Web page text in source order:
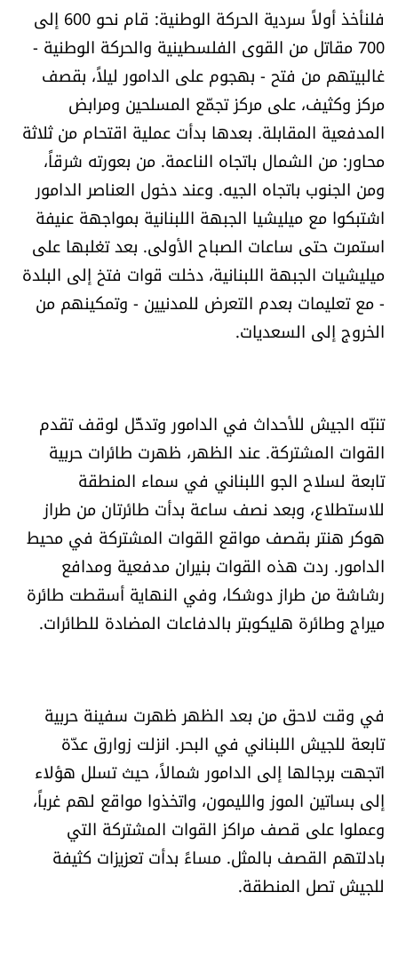
فلنأخذ أولاً سردية الحركة الوطنية: قام نحو 600 إلى
700 مقاتل من القوى الفلسطينية والحركة الوطنية -
غالبيتهم من فتح - بهجوم على الدامور ليلاً، بقصف
مركز وكثيف، على مركز تجمّع المسلحين ومرابض
المدفعية المقابلة. بعدها بدأت عملية اقتحام من ثلاثة
محاور: من الشمال باتجاه الناعمة. من بعورته شرقاً،
ومن الجنوب باتجاه الجيه. وعند دخول العناصر الدامور
اشتبكوا مع ميليشيا الجبهة اللبنانية بمواجهة عنيفة
استمرت حتى ساعات الصباح الأولى. بعد تغلبها على
ميليشيات الجبهة اللبنانية، دخلت قوات فتخ إلى البلدة
- مع تعليمات بعدم التعرض للمدنيين - وتمكينهم من
الخروج إلى السعديات.
تنبّه الجيش للأحداث في الدامور وتدخّل لوقف تقدم
القوات المشتركة. عند الظهر، ظهرت طائرات حربية
تابعة لسلاح الجو اللبناني في سماء المنطقة
للاستطلاع، وبعد نصف ساعة بدأت طائرتان من طراز
هوكر هنتر بقصف مواقع القوات المشتركة في محيط
الدامور. ردت هذه القوات بنيران مدفعية ومدافع
رشاشة من طراز دوشكا، وفي النهاية أسقطت طائرة
ميراج وطائرة هليكوبتر بالدفاعات المضادة للطائرات.
في وقت لاحق من بعد الظهر ظهرت سفينة حربية
تابعة للجيش اللبناني في البحر. انزلت زوارق عدّة
اتجهت برجالها إلى الدامور شمالاً، حيث تسلل هؤلاء
إلى بساتين الموز والليمون، واتخذوا مواقع لهم غرباً،
وعملوا على قصف مراكز القوات المشتركة التي
بادلتهم القصف بالمثل. مساءً بدأت تعزيزات كثيفة
للجيش تصل المنطقة.